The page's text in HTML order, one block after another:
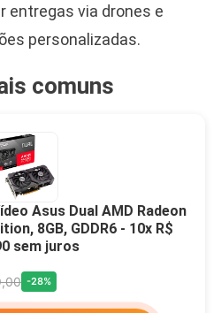
entregas via drones e
personalizadas.
comuns
Asus Dual AMD Radeon
8GB, GDDR6 - 10x R$
sem juros
-28%